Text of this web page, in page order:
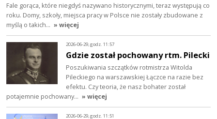
Fale gorąca, które niegdyś nazywano historycznymi, teraz występują co
roku. Domy, szkoły, miejsca pracy w Polsce nie zostały zbudowane z
myślą o takich… » więcej
2026-06-29, godz. 11:57
Gdzie został pochowany rtm. Pilecki
Poszukiwania szczątków rotmistrza Witolda
Pileckiego na warszawskiej Łączce na razie bez
efektu. Czy teoria, że nasz bohater został
potajemnie pochowany… » więcej
2026-06-29, godz. 11:51